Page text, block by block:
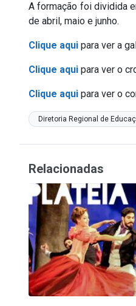
A formação foi dividida
de abril, maio e junho.
Clique aqui para ver a
Clique aqui para ver o
Clique aqui para ver o
Diretoria Regional de
Relacionadas